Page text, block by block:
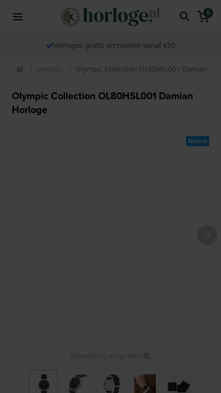
0
Horloges gratis verzonden vanaf €50
Olympic Olympic Collection OL80HSL001 Damian
Olympic Collection OL80HSL001 Damian
Horloge
Nieuw
Afbeelding vergroten